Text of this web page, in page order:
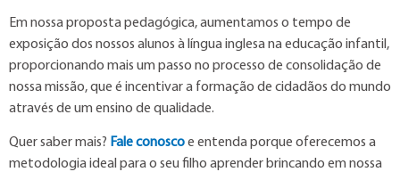
Em nossa proposta pedagógica, aumentamos o tempo de
exposição dos nossos alunos à língua inglesa na educação infantil,
proporcionando mais um passo no processo de consolidação de
nossa missão, que é incentivar a formação de cidadãos do mundo
através de um ensino de qualidade.
Quer saber mais? Fale conoscoe entenda porque oferecemos a
metodologia ideal para o seu filho aprender brincando em nossa